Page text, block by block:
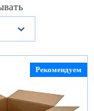
Рекомендуем